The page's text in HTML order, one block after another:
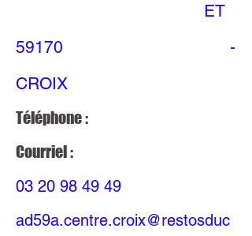
ET
59170
-
CROIX
Téléphone :
03 20 98 49 49
Courriel :
ad59a.centre.croix@restosduc